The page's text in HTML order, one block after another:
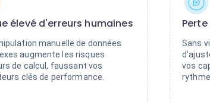
élevé d'erreurs humaines
manuelle de données
augmente les risques
de calcul, faussant vos
clés de performance.
Sans
vos